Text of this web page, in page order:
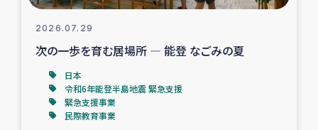
アグロフォレストリー（カカオ）事業
2026.07.29
次の一歩を育む居場所 ― 能登 なごみの夏
日本
令和6年能登半島地震 緊急支援
緊急支援事業
民際教育事業